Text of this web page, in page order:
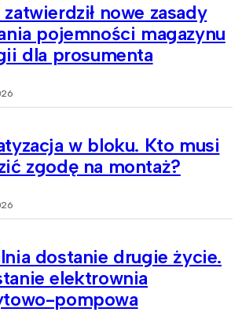
zatwierdził nowe zasady
pojemności magazynu
dla prosumenta
w bloku. Kto musi
zgodę na montaż?
dostanie drugie życie.
elektrownia
pompowa